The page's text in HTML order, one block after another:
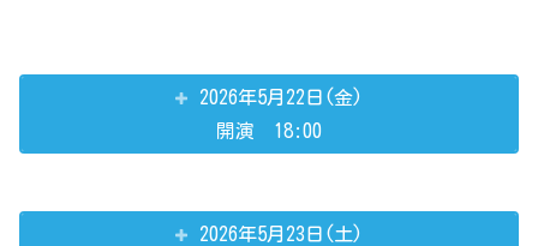
2026年5月22日(金)
開演 18:00
2026年5月23日(土)